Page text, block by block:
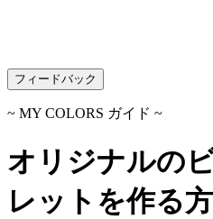
フィードバック
~ MY COLORS ガイド ~
オリジナルの
レットを作る